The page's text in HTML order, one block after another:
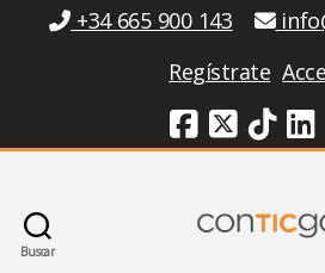
Información
+34 665 900 143
Regístrate
Redes Sociales
Buscar